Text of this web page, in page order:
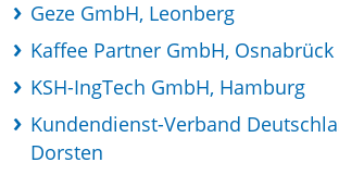
Geze GmbH, Leonberg
Kaffee Partner GmbH, Osnabrück
KSH-IngTech GmbH, Hamburg
Kundendienst-Verband
Dorsten